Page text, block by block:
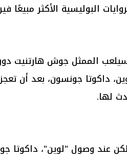
البوليسية الأكثر مبيعًا
الممثل جوش هارتنيت
داكوتا جونسون، بعد أن
لها.
عند وصول "لوين"، داكوتا